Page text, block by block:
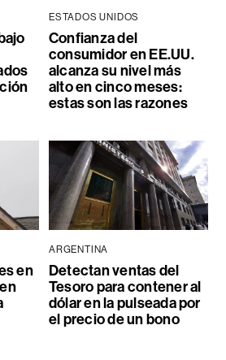
ESTADOS UNIDOS
Confianza del
consumidor en EE.UU.
alcanza su nivel más
alto en cinco meses:
estas son las razones
en
ARGENTINA
Detectan ventas del
Tesoro para contener al
dólar en la pulseada por
el precio de un bono